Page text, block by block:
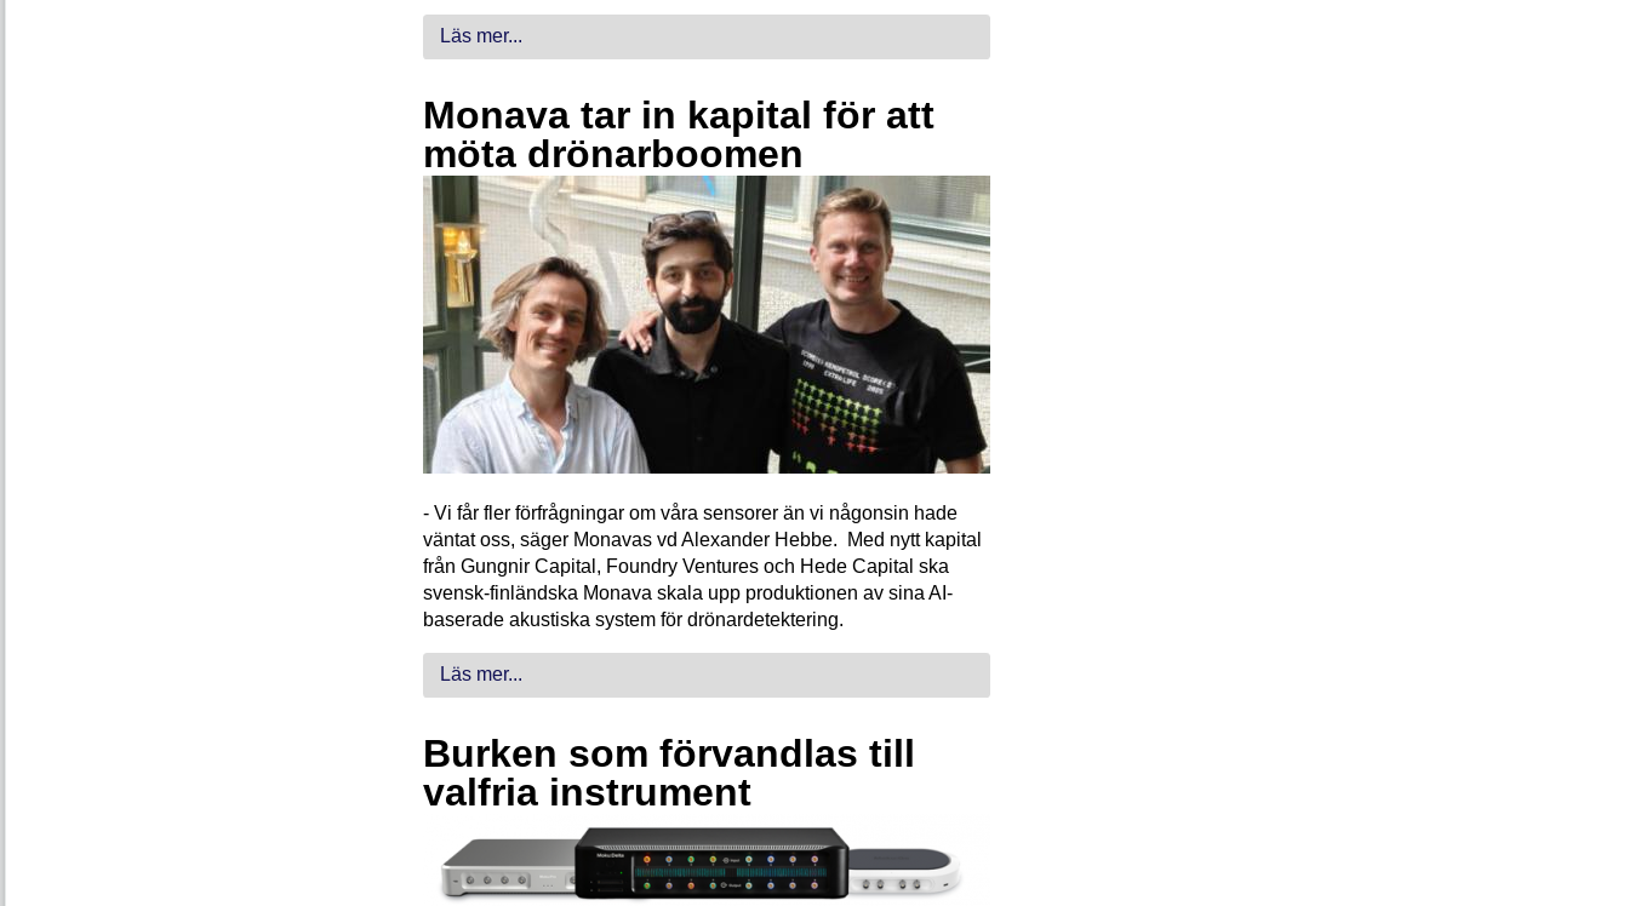
Läs mer...
Monava tar in kapital för att
möta drönarboomen
- Vi får fler förfrågningar om våra sensorer än vi någonsin hade
väntat oss, säger Monavas vd Alexander Hebbe. Med nytt kapital
från Gungnir Capital, Foundry Ventures och Hede Capital ska
svensk-finländska Monava skala upp produktionen av sina AI-
baserade akustiska system för drönardetektering.
Läs mer...
Burken som förvandlas till
valfria instrument